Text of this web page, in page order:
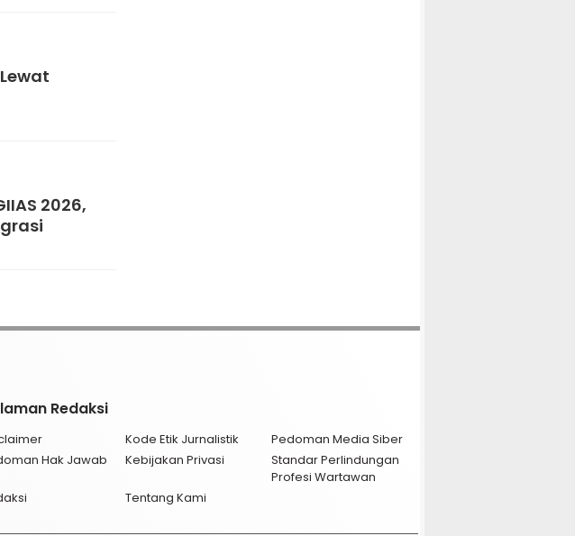
2026,
Redaksi
Kode Etik Jurnalistik
Pedoman Media Siber
Hak Jawab
Kebijakan Privasi
Standar Perlindungan
Profesi Wartawan
Tentang Kami